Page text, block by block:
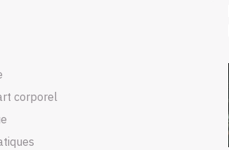
corporel